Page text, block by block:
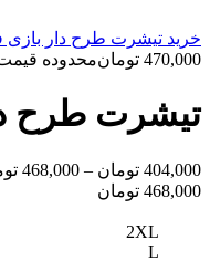
خرید تیشرت طرح دار بازی
470,000 تومانمحدوده قیمت: 404,000 تومان تا 470,000
تیشرت طرح
404,000 تومان –
468,000
468,000 تومان
2XL
L